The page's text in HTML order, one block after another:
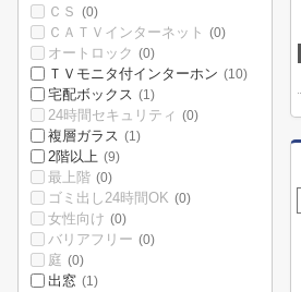
ＣＳ (0)
ＣＡＴＶインターネット (0)
オートロック (0)
ＴＶモニタ付インターホン (10)
宅配ボックス (1)
24時間セキュリティ (0)
複層ガラス (1)
2階以上 (9)
最上階 (0)
ゴミ出し24時間OK (0)
女性向け (0)
バリアフリー (0)
庭 (0)
出窓 (1)